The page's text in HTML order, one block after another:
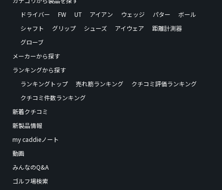
ドライバー
FW UT アイアン ウェッジ パター
ボール
シャフト
グリップ シューズ アイウェア
距離計測器
グローブ
メーカーから探す
ランキングから探す
ランキングトップ
売れ筋ランキング
クチコミ評価ランキング
クチコミ件数ランキング
新着クチコミ
新製品情報
my caddieノート
動画
みんなのQ&A
ゴルフ場検索